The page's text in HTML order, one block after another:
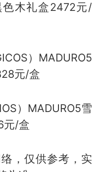
色木礼盒2472元/
）MADURO5
元/盒
）MADURO5雪
元/盒
，仅供参考，实